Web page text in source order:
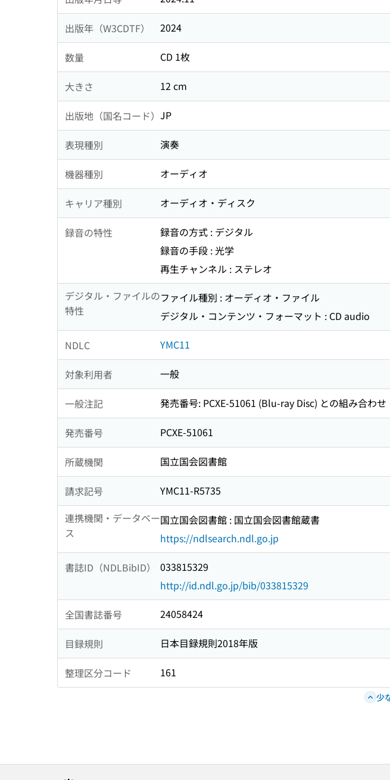
出版年（W3CDTF） 2024
数量 CD 1枚
大きさ 12 cm
出版地（国名コード） JP
表現種別 演奏
機器種別 オーディオ
キャリア種別 オーディオ・ディスク
録音の特性
録音の方式 : デジタル
録音の手段 : 光学
再生チャンネル : ステレオ
デジタル・ファイルの
特性
ファイル種別 : オーディオ・ファイル
デジタル・コンテンツ・フォーマット : CD audio
NDLC YMC11
対象利用者 一般
一般注記 発売番号: PCXE-51061 (Blu-ray Disc) との組み合わせ
発売番号 PCXE-51061
所蔵機関 国立国会図書館
請求記号
YMC11-R5735
連携機関・データベー
ス
国立国会図書館 : 国立国会図書館蔵書
https://ndlsearch.ndl.go.jp
書誌ID（NDLBibID）
033815329
http://id.ndl.go.jp/bib/033815329
全国書誌番号 24058424
目録規則 日本目録規則2018年版
整理区分コード 161
少